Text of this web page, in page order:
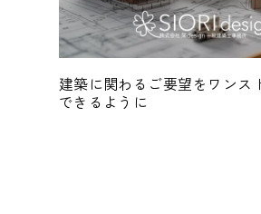
建築に関わるご要望をワンス
できるように